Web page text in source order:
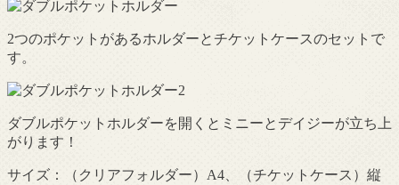
2つのポケットがあるホルダーとチケットケースのセットで
す。
ダブルポケットホルダーを開くとミニーとデイジーが立ち上
がります！
サイズ：（クリアフォルダー）A4、（チケットケース）縦